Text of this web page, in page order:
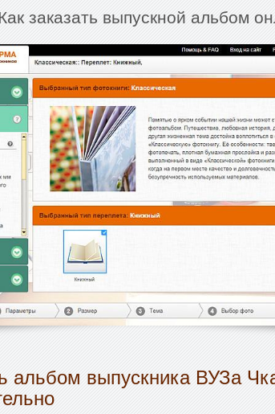
заказать выпускной альбом
альбом выпускника ВУЗа